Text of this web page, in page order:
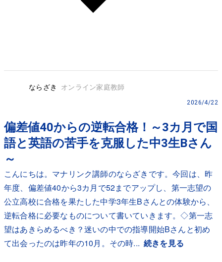
ならざき オンライン家庭教師
2026/4/22
偏差値40からの逆転合格！～3カ月で国
語と英語の苦手を克服した中3生Bさん
～
こんにちは。マナリンク講師のならざきです。今回は、昨
年度、偏差値40から3カ月で52までアップし、第一志望の
公立高校に合格を果たした中学3年生Bさんとの体験から、
逆転合格に必要なものについて書いていきます。◇第一志
望はあきらめるべき？迷いの中での指導開始Bさんと初め
て出会ったのは昨年の10月。その時... 続きを見る